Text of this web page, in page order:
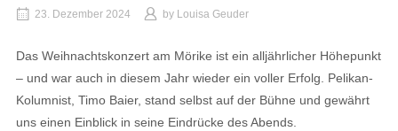
23. Dezember 2024 by Louisa Geuder
Das Weihnachtskonzert am Mörike ist ein alljährlicher Höhepunkt
– und war auch in diesem Jahr wieder ein voller Erfolg. Pelikan-
Kolumnist, Timo Baier, stand selbst auf der Bühne und gewährt
uns einen Einblick in seine Eindrücke des Abends.